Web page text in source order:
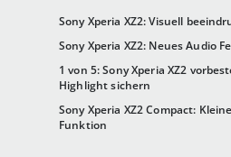
Sony Xperia XZ2: Visuell
Sony Xperia XZ2: Neues Audio
1 von 5: Sony Xperia XZ2
Highlight sichern
Sony Xperia XZ2 Compact:
Funktion